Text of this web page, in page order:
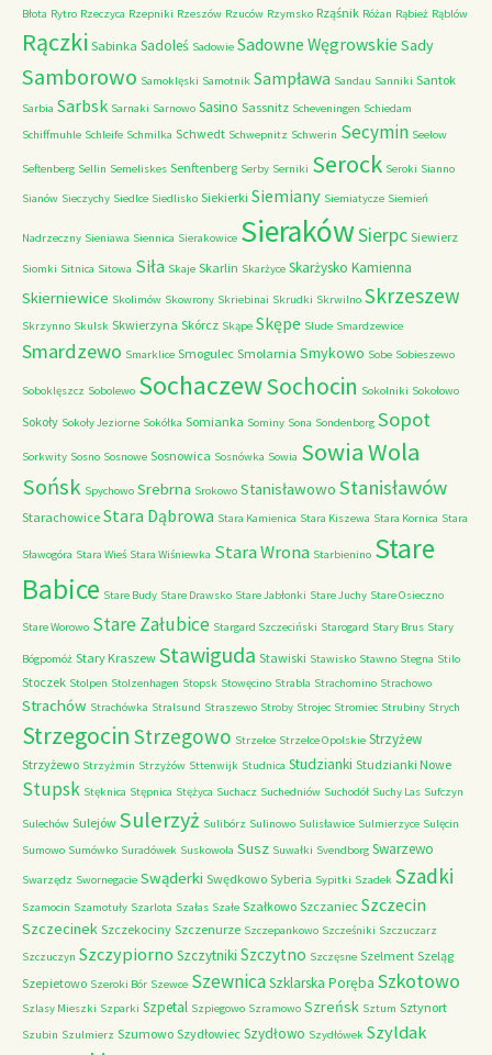
Błota Rytro Rzeczyca Rzepniki Rzeszów Rzuców Rzymsko Rząśnik Różan Rąbież Rąblów
Rączki Sabinka Sadoleś Sadowie Sadowne Węgrowskie Sady
Samborowo Samoklęski Samotnik Sampława Sandau Sanniki Santok
Sarbia Sarbsk Sarnaki Sarnowo Sasino Sassnitz Scheveningen Schiedam
Schiffmuhle Schleife Schmilka Schwedt Schwepnitz Schwerin Secymin Seelow
Seftenberg Sellin Semeliskes Senftenberg Serby Serniki Serock Seroki Sianno
Sianów Sieczychy Siedlce Siedlisko Siekierki Siemiany Siemiatycze Siemień
Nadrzeczny Sieniawa Siennica Sierakowice SierakówSierpc Siewierz
Siomki Sitnica Sitowa Siła Skaje Skarlin Skarżyce Skarżysko Kamienna
Skierniewice Skolimów Skowrony Skriebinai Skrudki Skrwilno Skrzeszew
Skrzynno Skulsk Skwierzyna Skórcz Skąpe Skępe Slude Smardzewice
Smardzewo Smarklice Smogulec Smolarnia Smykowo Sobe Sobieszewo
Soboklęszcz Sobolewo SochaczewSochocin Sokolniki Sokołowo
Sokoły Sokoły Jeziorne Sokółka Somianka Sominy Sona Sondenborg Sopot
Sorkwity Sosno Sosnowe Sosnowica Sosnówka Sowia Sowia Wola
Sońsk Spychowo Srebrna Srokowo Stanisławowo Stanisławów
Starachowice Stara Dąbrowa Stara Kamienica Stara Kiszewa Stara Kornica Stara
Sławogóra Stara Wieś Stara Wiśniewka Stara Wrona Starbienino Stare
Babice Stare Budy Stare Drawsko Stare Jabłonki Stare Juchy Stare Osieczno
Stare Worowo Stare Załubice Stargard Szczeciński Starogard Stary Brus Stary
Bógpomóż Stary Kraszew Stawiguda Stawiski Stawisko Stawno Stegna Stilo
Stoczek Stolpen Stolzenhagen Stopsk Stowęcino Strabla Strachomino Strachowo
Strachów Strachówka Stralsund Straszewo Stroby Strojec Stromiec Strubiny Strych
Strzegocin Strzegowo Strzelce Strzelce Opolskie Strzyżew
Strzyżewo Strzyżmin Strzyżów Sttenwijk Studnica Studzianki Studzianki Nowe
Stupsk Stęknica Stępnica Stężyca Suchacz Suchedniów Suchodół Suchy Las Sufczyn
Sulechów Sulejów Sulerzyż Sulibórz Sulinowo Sulisławice Sulmierzyce Sulęcin
Sumowo Sumówko Suradówek Suskowola Susz Suwałki Svendborg Swarzewo
Swarzędz Swornegacie Swąderki Swędkowo Syberia Sypitki Szadek Szadki
Szamocin Szamotuły Szarlota Szałas Szałe Szałkowo Szczaniec Szczecin
Szczecinek Szczekociny Szczenurze Szczepankowo Szcześniki Szczuczarz
Szczuczyn Szczypiorno Szczytniki Szczytno Szczęsne Szelment Szeląg
Szepietowo Szeroki Bór Szewce SzewnicaSzklarska Poręba Szkotowo
Szlasy Mieszki Szparki Szpetal Szpiegowo Szramowo Szreńsk Sztum Sztynort
Szubin Szulmierz Szumowo Szydłowiec Szydłowo Szydłówek Szyldak